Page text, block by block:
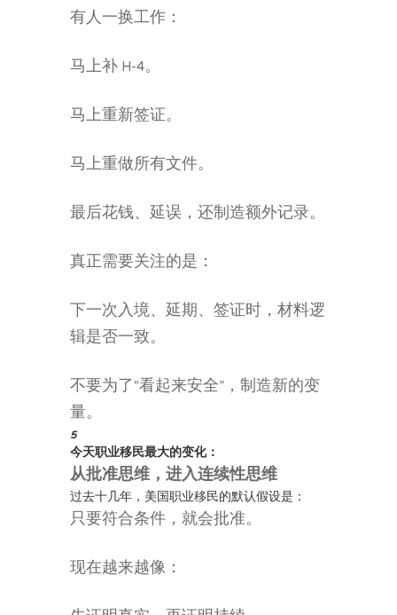
有人一换工作：
马上补 H-4。
马上重新签证。
马上重做所有文件。
最后花钱、延误，还制造额外记录。
真正需要关注的是：
下一次入境、延期、签证时，材料逻
辑是否一致。
不要为了“看起来安全”，制造新的变
量。
5
今天职业移民最大的变化：
从批准思维，进入连续性思维
过去十几年，美国职业移民的默认假设是：
只要符合条件，就会批准。
现在越来越像：